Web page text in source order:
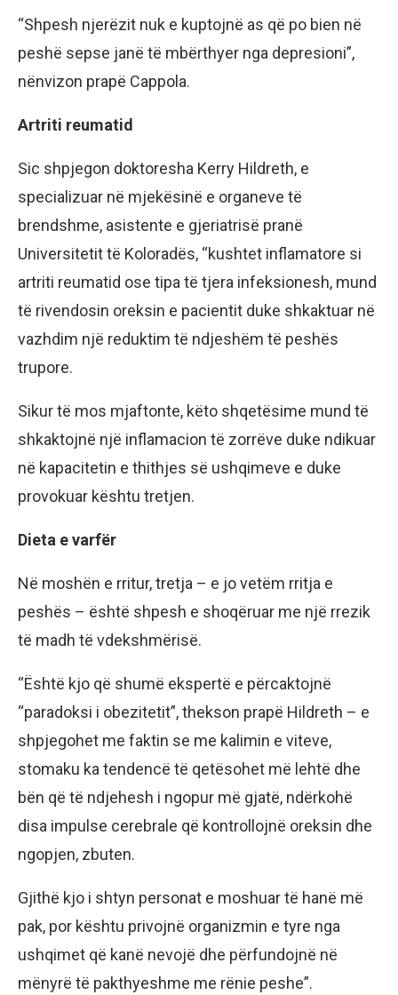
“Shpesh njerёzit nuk e kuptojnё as qё po bien nё
peshё sepse janё tё mbёrthyer nga depresioni”,
nёnvizon prapё Cappola.
Artriti reumatid
Sic shpjegon doktoresha Kerry Hildreth, e
specializuar nё mjekёsinё e organeve tё
brendshme, asistente e gjeriatrisё pranё
Universitetit tё Koloradёs, “kushtet inflamatore si
artriti reumatid ose tipa tё tjera infeksionesh, mund
tё rivendosin oreksin e pacientit duke shkaktuar nё
vazhdim njё reduktim tё ndjeshёm tё peshёs
trupore.
Sikur tё mos mjaftonte, kёto shqetёsime mund tё
shkaktojnё njё inflamacion tё zorrёve duke ndikuar
nё kapacitetin e thithjes sё ushqimeve e duke
provokuar kёshtu tretjen.
Dieta e varfёr
Nё moshёn e rritur, tretja – e jo vetёm rritja e
peshёs – ёshtё shpesh e shoqёruar me njё rrezik
tё madh tё vdekshmёrisё.
“Ёshtё kjo qё shumё ekspertё e pёrcaktojnё
“paradoksi i obezitetit”, thekson prapё Hildreth – e
shpjegohet me faktin se me kalimin e viteve,
stomaku ka tendencё tё qetёsohet mё lehtё dhe
bёn qё tё ndjehesh i ngopur mё gjatё, ndёrkohё
disa impulse cerebrale qё kontrollojnё oreksin dhe
ngopjen, zbuten.
Gjithё kjo i shtyn personat e moshuar tё hanё mё
pak, por kёshtu privojnё organizmin e tyre nga
ushqimet qё kanё nevojё dhe pёrfundojnё nё
mёnyrё tё pakthyeshme me rёnie peshe”.